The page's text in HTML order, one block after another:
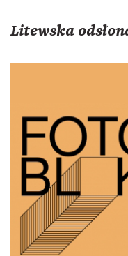
Litewska